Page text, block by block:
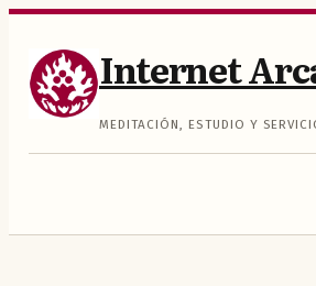
Saltar
contenido Internet
MEDITACIÓN, ESTUDIO Y